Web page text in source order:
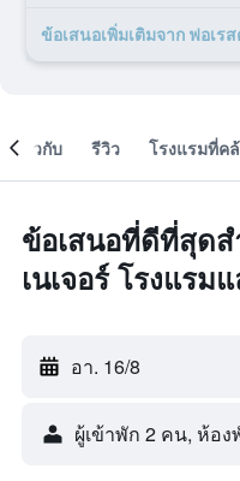
เกี่ยวกับ รีวิว โรงแรมที่ค
ข้อเสนอที่ดีที่สุดส
เนเจอร์ โรงแรม
อา. 16/8
ผู้เข้าพัก 2 คน, ห้อง